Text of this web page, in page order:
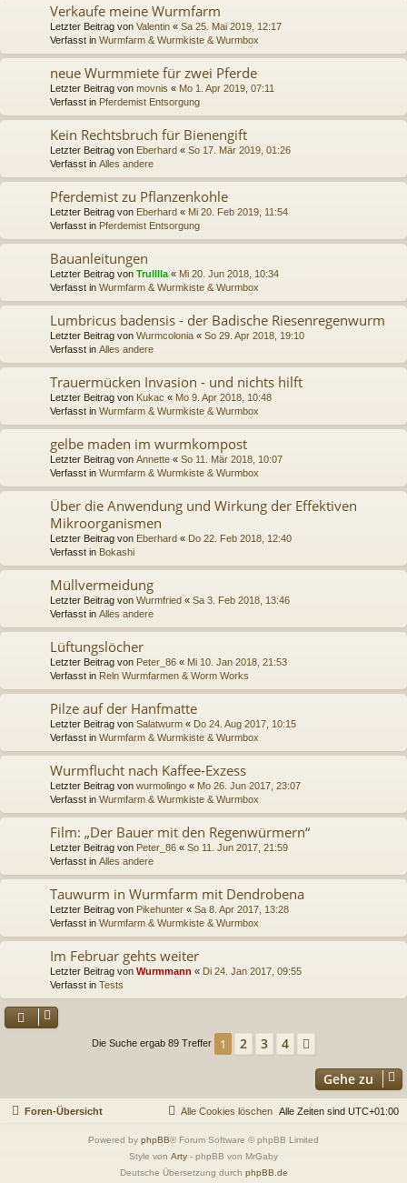
Verkaufe meine Wurmfarm
Letzter Beitrag von Valentin « Sa 25. Mai 2019, 12:17
Verfasst in Wurmfarm & Wurmkiste & Wurmbox
neue Wurmmiete für zwei Pferde
Letzter Beitrag von movnis « Mo 1. Apr 2019, 07:11
Verfasst in Pferdemist Entsorgung
Kein Rechtsbruch für Bienengift
Letzter Beitrag von Eberhard « So 17. Mär 2019, 01:26
Verfasst in Alles andere
Pferdemist zu Pflanzenkohle
Letzter Beitrag von Eberhard « Mi 20. Feb 2019, 11:54
Verfasst in Pferdemist Entsorgung
Bauanleitungen
Letzter Beitrag von Trulllla « Mi 20. Jun 2018, 10:34
Verfasst in Wurmfarm & Wurmkiste & Wurmbox
Lumbricus badensis - der Badische Riesenregenwurm
Letzter Beitrag von Wurmcolonia « So 29. Apr 2018, 19:10
Verfasst in Alles andere
Trauermücken Invasion - und nichts hilft
Letzter Beitrag von Kukac « Mo 9. Apr 2018, 10:48
Verfasst in Wurmfarm & Wurmkiste & Wurmbox
gelbe maden im wurmkompost
Letzter Beitrag von Annette « So 11. Mär 2018, 10:07
Verfasst in Wurmfarm & Wurmkiste & Wurmbox
Über die Anwendung und Wirkung der Effektiven
Mikroorganismen
Letzter Beitrag von Eberhard « Do 22. Feb 2018, 12:40
Verfasst in Bokashi
Müllvermeidung
Letzter Beitrag von Wurmfried « Sa 3. Feb 2018, 13:46
Verfasst in Alles andere
Lüftungslöcher
Letzter Beitrag von Peter_86 « Mi 10. Jan 2018, 21:53
Verfasst in Reln Wurmfarmen & Worm Works
Pilze auf der Hanfmatte
Letzter Beitrag von Salatwurm « Do 24. Aug 2017, 10:15
Verfasst in Wurmfarm & Wurmkiste & Wurmbox
Wurmflucht nach Kaffee-Exzess
Letzter Beitrag von wurmolingo « Mo 26. Jun 2017, 23:07
Verfasst in Wurmfarm & Wurmkiste & Wurmbox
Film: „Der Bauer mit den Regenwürmern“
Letzter Beitrag von Peter_86 « So 11. Jun 2017, 21:59
Verfasst in Alles andere
Tauwurm in Wurmfarm mit Dendrobena
Letzter Beitrag von Pikehunter « Sa 8. Apr 2017, 13:28
Verfasst in Wurmfarm & Wurmkiste & Wurmbox
Im Februar gehts weiter
Letzter Beitrag von Wurmmann « Di 24. Jan 2017, 09:55
Verfasst in Tests
Die Suche ergab 89 Treffer 1 2 3 4
Gehe zu
Foren-Übersicht Alle Zeiten sind UTC+01:00
Alle Cookies löschen
Powered by phpBB® Forum Software © phpBB Limited
Style von Arty - phpBB von MrGaby
Deutsche Übersetzung durch phpBB.de